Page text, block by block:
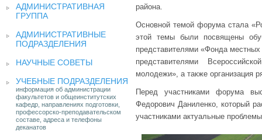
АДМИНИСТРАТИВНАЯ
ГРУППА
АДМИНИСТРАТИВНЫЕ
ПОДРАЗДЕЛЕНИЯ
НАУЧНЫЕ СОВЕТЫ
УЧЕБНЫЕ ПОДРАЗДЕЛЕНИЯ
информация об администрации
факультетов и общеинститутских
кафедр, направлениях подготовки,
профессорско-преподавательском
составе, адреса и телефоны
деканатов
района.
Основной темой форума стала
этой темы были посвящены
представителями «Фонда
представителями
молодежи», а также организация
Перед участниками форума
Федорович Даниленко, который
участниками актуальные